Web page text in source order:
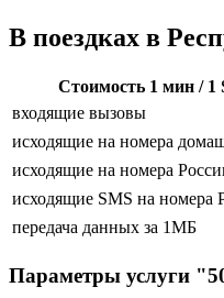
В поездках в
Cтоимость 1 мин /
входящие вызовы
исходящие на номера
исходящие на номера
исходящие SMS на номера
передача данных за 1МБ
Параметры услуги